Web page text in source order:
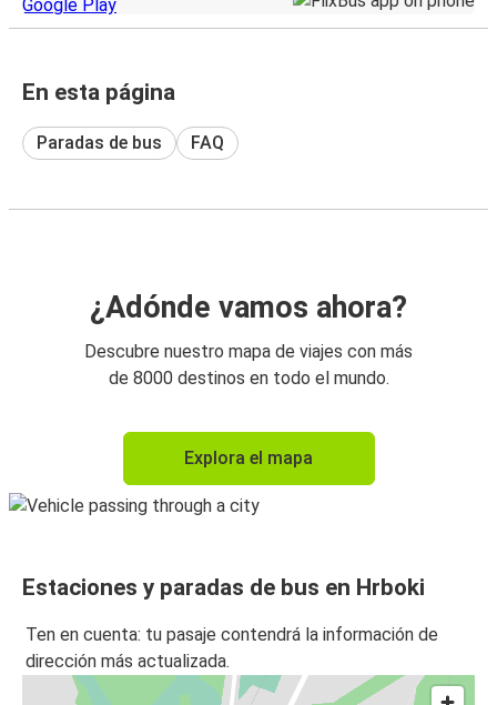
En esta página
Paradas de bus FAQ
¿Adónde vamos ahora?
Descubre nuestro mapa de viajes con más
de 8000 destinos en todo el mundo.
Explora el mapa
Estaciones y paradas de bus en Hrboki
Ten en cuenta: tu pasaje contendrá la información de
dirección más actualizada.